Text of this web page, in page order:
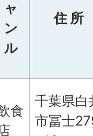
ャ
ン
ル
住 所
食
千葉県白
市冨士